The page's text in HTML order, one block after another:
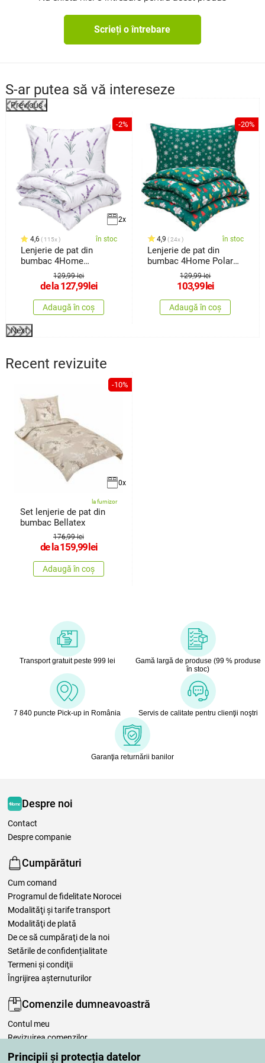
Principii și protecția datelor
Scrieți o întrebare
S-ar putea să vă intereseze
Previous
-2%
2x
4,6 115x în stoc
Lenjerie de pat din
bumbac 4Home
Lavender, 140 x
129,99 lei
de la127,99lei
Adaugă în coș
-20%
4,9 24x în stoc
Lenjerie de pat din
bumbac 4Home Polar
Bear, 140 x200 cm, 70 x
129,99 lei
103,99lei
Adaugă în coș
Next
Recent revizuite
-10%
0x
la furnizor
Set lenjerie de pat din
bumbac Bellatex
176,99 lei
de la159,99 lei
Adaugă în coș
Transport gratuit peste 999 lei
Gamă largă de produse (99 % produse
în stoc)
7 840 puncte Pick-up in România Servis de calitate pentru clienţii noştri
Garanţia returnării banilor
Despre noi
Contact
Despre companie
Cumpărături
Cum comand
Programul de fidelitate Norocei
Modalităţi şi tarife transport
Modalităţi de plată
De ce să cumpăraţi de la noi
Setările de confidențialitate
Termeni şi condiţii
Îngrijirea așternuturilor
Comenzile dumneavoastră
Contul meu
Revizuirea comenzilor
Reclamaţii